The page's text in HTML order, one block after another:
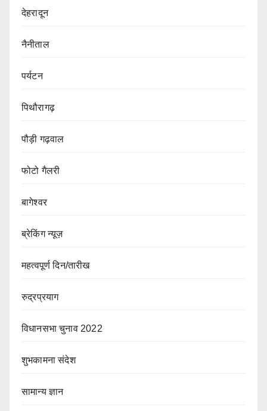
देहरादून
नैनीताल
पर्यटन
पिथौरागढ़
पौड़ी गढ़वाल
फोटो गैलरी
बागेश्वर
ब्रेकिंग न्यूज़
महत्वपूर्ण दिन/तारीख
रुद्रप्रयाग
विधानसभा चुनाव 2022
शुभकामना संदेश
सामान्य ज्ञान